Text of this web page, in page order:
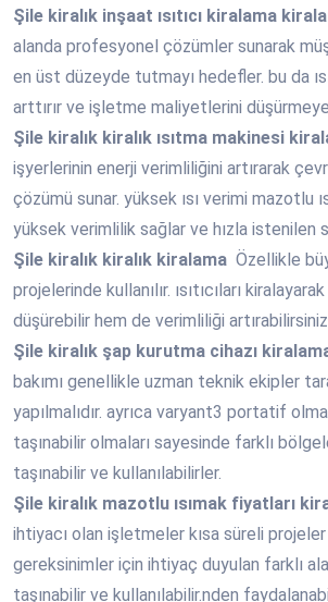
Şile kiralık inşaat ısıtıcı kiralama
alanda profesyonel çözümler sunarak
en üst düzeyde tutmayı hedefler. bu da
arttırır ve işletme maliyetlerini düşürmeye
Şile kiralık kiralık ısıtma makinesi
işyerlerinin enerji verimliliğini artırarak
çözümü sunar. yüksek ısı verimi mazotlu
yüksek verimlilik sağlar ve hızla istenilen
Şile kiralık kiralık kiralama Özellikle
projelerinde kullanılır. ısıtıcıları
düşürebilir hem de verimliliği
Şile kiralık şap kurutma cihazı
bakımı genellikle uzman teknik ekipler
yapılmalıdır. ayrıca varyant3 portatif
taşınabilir olmaları sayesinde farklı
taşınabilir ve kullanılabilirler.
Şile kiralık mazotlu ısımak fiyatları
ihtiyacı olan işletmeler kısa süreli
gereksinimler için ihtiyaç duyulan farklı
taşınabilir ve kullanılabilir.nden